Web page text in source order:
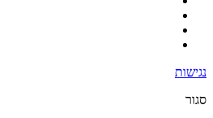
נגישות
סגור